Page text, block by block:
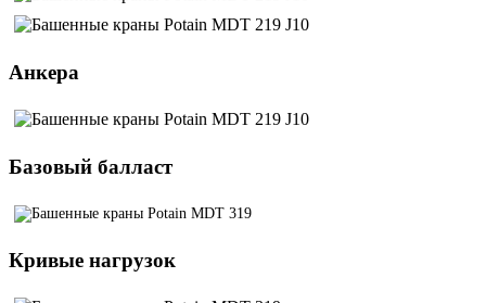
Анкера
Базовый балласт
Кривые нагрузок